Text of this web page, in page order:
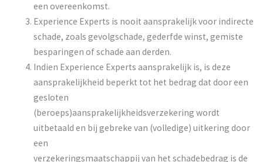
een overeenkomst.
Experience Experts is nooit aansprakelijk voor indirecte
schade, zoals gevolgschade, gederfde winst, gemiste
besparingen of schade aan derden.
Indien Experience Experts aansprakelijk is, is deze
aansprakelijkheid beperkt tot het bedrag dat door een
gesloten
(beroeps)aansprakelijkheidsverzekering wordt
uitbetaald en bij gebreke van (volledige) uitkering door
een
verzekeringsmaatschappij van het schadebedrag is de